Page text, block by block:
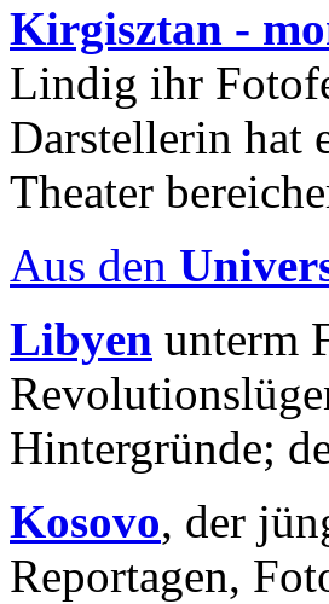
Kirgisztan -
Lindig ihr
Darstellerin hat
Theater
Aus den
Libyen unterm
Hintergründe;
Kosovo, der
Reportagen,